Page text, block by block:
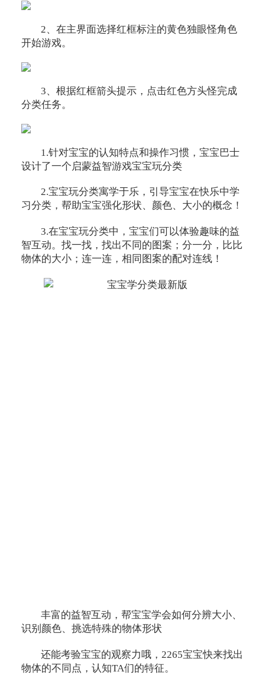
2、在主界面选择红框标注的黄色独眼怪角色
开始游戏。
3、根据红框箭头提示，点击红色方头怪完成
分类任务。
1.针对宝宝的认知特点和操作习惯，宝宝巴士
设计了一个启蒙益智游戏宝宝玩分类
2.宝宝玩分类寓学于乐，引导宝宝在快乐中学
习分类，帮助宝宝强化形状、颜色、大小的概念！
3.在宝宝玩分类中，宝宝们可以体验趣味的益
智互动。找一找，找出不同的图案；分一分，比比
物体的大小；连一连，相同图案的配对连线！
丰富的益智互动，帮宝宝学会如何分辨大小、
识别颜色、挑选特殊的物体形状
还能考验宝宝的观察力哦，2265宝宝快来找出
物体的不同点，认知TA们的特征。